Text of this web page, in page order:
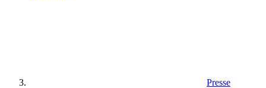
Presse